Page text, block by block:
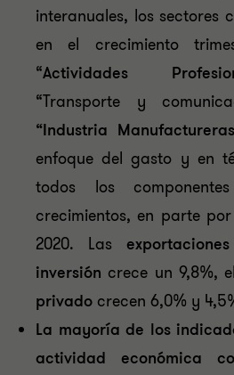
interanuales, los sectores
en el crecimiento
“Actividades
“Transporte y
“Industria
enfoque del gasto y en
todos los
crecimientos, en parte
2020. Lasexportaciones
inversión crece un 9,8%,
privado crecen 6,0% y
La mayoría de los
actividad económica